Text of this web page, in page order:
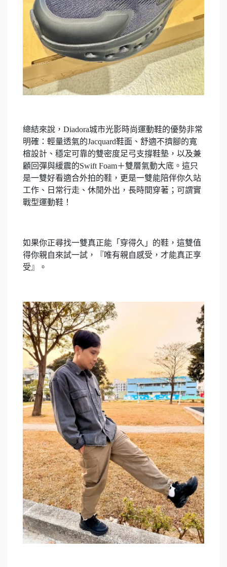
總結來說，Diadora城市光影時尚運動鞋的優勢非常
明確：輕量透氣的Jacquard鞋面、舒適不擠腳的寬
楦設計、穩定可靠的雙密度足弓支撐鞋墊，以及兼
顧回彈與緩震的Swift Foam＋雙層氣動大底。這只
是一雙好看適合外拍的鞋，更是一雙能陪伴你久站
工作、日常行走、休閒外出，長時間穿著；可謂實
戰型運動鞋！
如果你正尋找一雙真正能「穿得久」的鞋，這雙值
得你親自來試一試，『唯有親自感受，才能真正享
受』。